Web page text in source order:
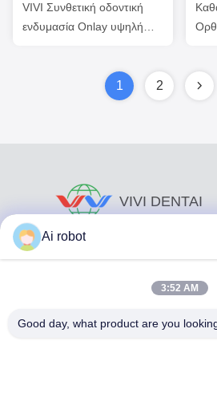
VIVI Συνθετική οδοντική
ενδυμασία Onlay υψηλή
1 2
VIVI DENTAI
Ai robot
3:52 AM
Good day, what product are you